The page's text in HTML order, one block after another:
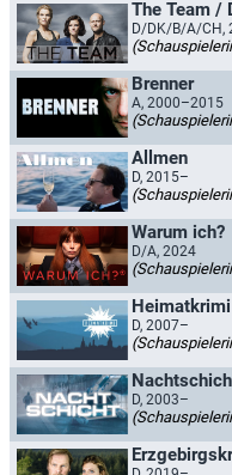
The Team /
D/DK/B/A/CH,
Brenner
A, 2000–2015
Allmen
D, 2015–
Warum ich?
D/A, 2024
D, 2007–
D, 2003–